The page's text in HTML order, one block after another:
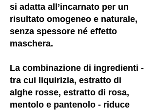
si adatta all’incarnato per un
risultato omogeneo e naturale,
senza spessore né effetto
maschera.
La combinazione di ingredienti -
tra cui liquirizia, estratto di
alghe rosse, estratto di rosa,
mentolo e pantenolo - riduce